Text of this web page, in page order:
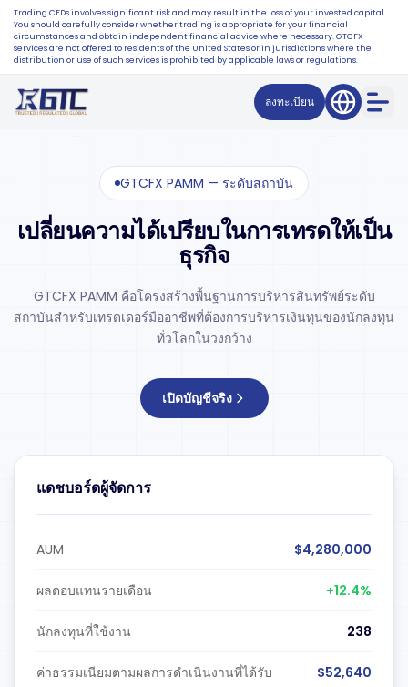
Trading CFDs involves significant risk and may result in the loss of your invested capital.
You should carefully consider whether trading is appropriate for your financial
circumstances and obtain independent financial advice where necessary. GTCFX
services are not offered to residents of the United States or in jurisdictions where the
distribution or use of such services is prohibited by applicable laws or regulations.
ลงทะเบียน
GTCFX PAMM — ระดับสถาบัน
เปลี่ยนความได้เปรียบในการเทรดให้เป็น
ธุรกิจ
GTCFX PAMM คือโครงสร้างพื้นฐานการบริหารสินทรัพย์ระดับ
สถาบันสำหรับเทรดเดอร์มืออาชีพที่ต้องการบริหารเงินทุนของนักลงทุน
ทั่วโลกในวงกว้าง
เปิดบัญชีจริง
แดชบอร์ดผู้จัดการ
AUM $4,280,000
ผลตอบแทนรายเดือน +12.4%
นักลงทุนที่ใช้งาน 238
ค่าธรรมเนียมตามผลการดำเนินงานที่ได้รับ $52,640